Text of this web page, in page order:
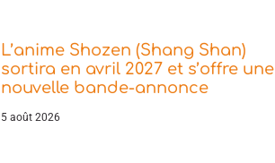
L’anime Shozen (Shang Shan)
sortira en avril 2027 et s’offre une
nouvelle bande-annonce
5 août 2026